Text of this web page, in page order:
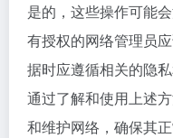
是的，这些操作可能
有授权的网络管理员
据时应遵循相关的隐私
通过了解和使用上述
和维护网络，确保其正